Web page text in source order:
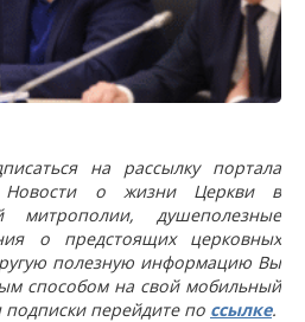
на рассылку портала
Новости о жизни Церкви в
митрополии, душеполезные
о предстоящих церковных
полезную информацию Вы
способом на свой мобильный
перейдите по ссылке.